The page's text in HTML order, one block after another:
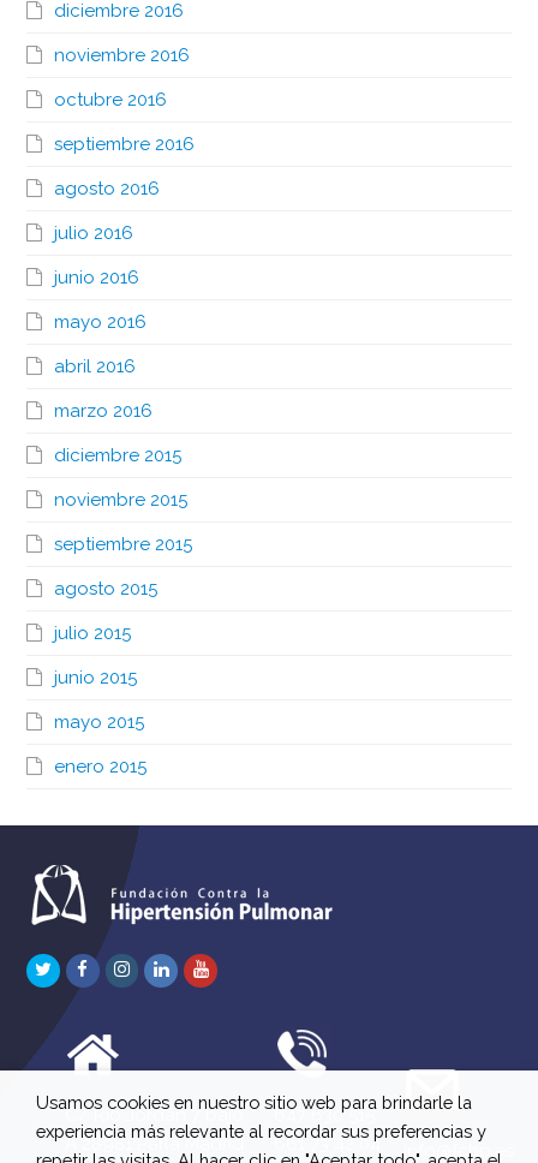
diciembre 2016
noviembre 2016
octubre 2016
septiembre 2016
agosto 2016
julio 2016
junio 2016
mayo 2016
abril 2016
marzo 2016
diciembre 2015
noviembre 2015
septiembre 2015
agosto 2015
julio 2015
junio 2015
mayo 2015
enero 2015
TwitterFacebook
Instagram
LinkedInYoutube
C/ Río Jordán 7 bajo
A 28981 Parla Madrid
647 630 515
661 73 42 04
info@fchp.es
Usamos cookies en nuestro sitio web para brindarle la
experiencia más relevante al recordar sus preferencias y